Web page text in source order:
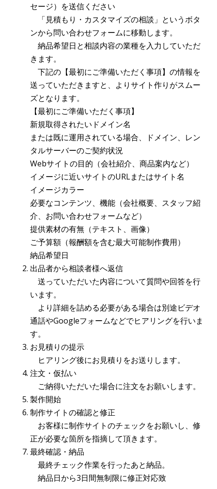
セージ）を送信ください
「見積もり・カスタマイズの相談」というボタ
ンから問い合わせフォームに移動します。
納品希望日と相談内容の業種を入力していただ
きます。
下記の【最初にご準備いただく事項】の情報を
送っていただきますと、よりサイト作りがスムー
ズとなります。
【最初にご準備いただく事項】
新規取得されたいドメイン名
または既に運用されている場合、ドメイン、レン
タルサーバーのご契約状況
Webサイトの目的（会社紹介、商品案内など）
イメージに近いサイトのURLまたはサイト名
イメージカラー
必要なコンテンツ、機能（会社概要、スタッフ紹
介、お問い合わせフォームなど）
提供素材の有無（テキスト、画像）
ご予算額（報酬額を含む最大可能制作費用）
納品希望日
出品者から相談者様へ返信
送っていただいた内容について質問や回答を行
います。
より詳細を詰める必要がある場合は別途ビデオ
通話やGoogleフォームなどでヒアリングを行いま
す。
お見積りの提示
ヒアリング後にお見積りをお送りします。
注文・仮払い
ご納得いただいた場合に注文をお願いします。
製作開始
制作サイトの確認と修正
お客様に制作サイトのチェックをお願いし、修
正が必要な箇所を指摘して頂きます。
最終確認・納品
最終チェック作業を行ったあと納品。
納品日から3日間無制限に修正対応致